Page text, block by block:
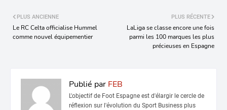
PLUS RÉCENTE
LaLiga se classe encore une fois
parmi les 100 marques les plus
précieuses en Espagne
PLUS ANCIENNE
Le RC Celta officialise Hummel
comme nouvel équipementier
Publié par FEB
L'objectif de Foot Espagne est d'élargir le cercle de
réflexion sur l'évolution du Sport Business plus